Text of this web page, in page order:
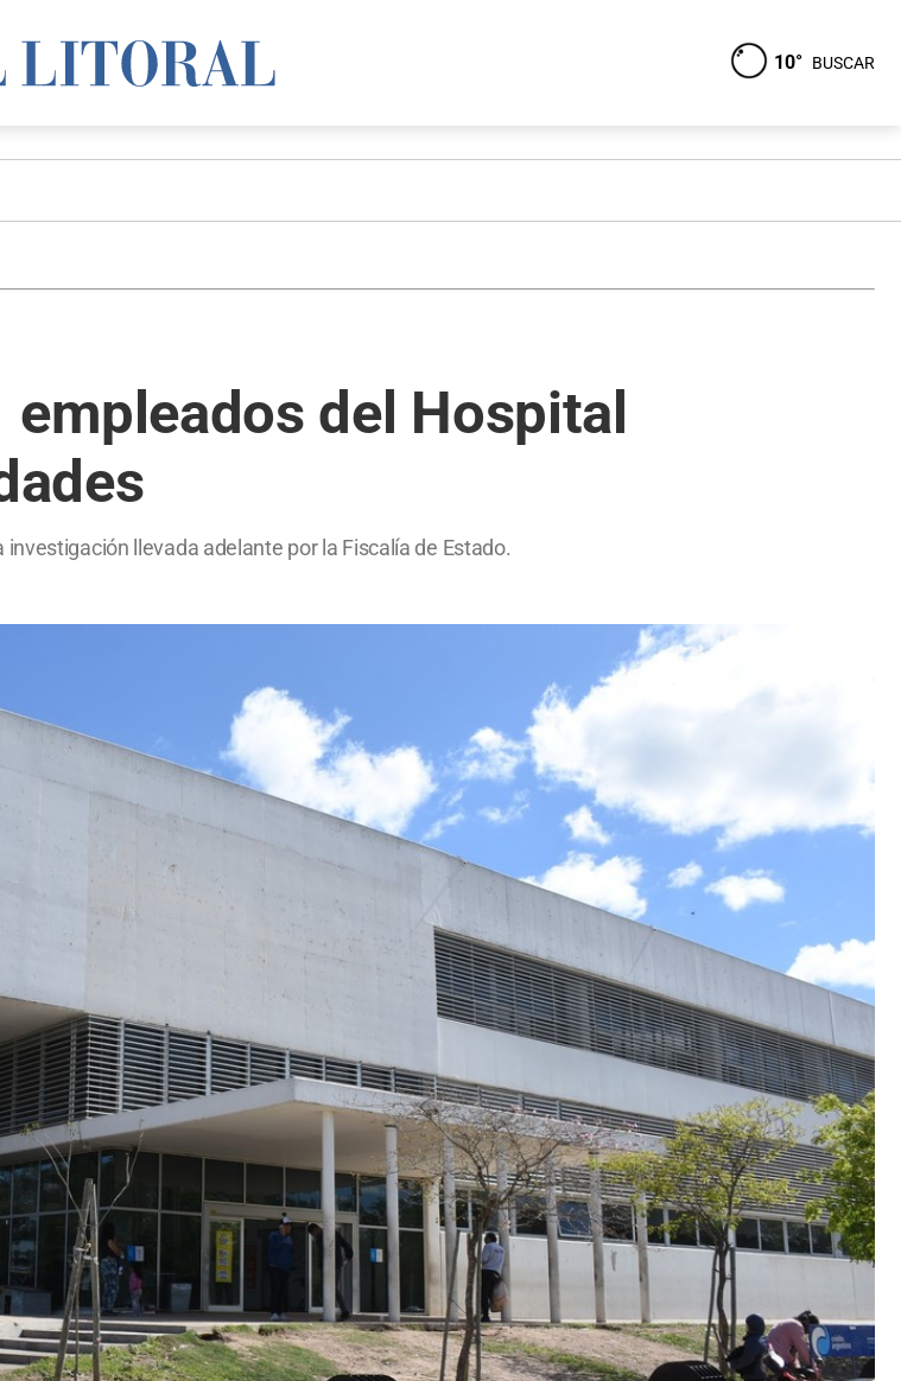
10° BUSCAR
del Hospital
llevada adelante por la Fiscalía de Estado.